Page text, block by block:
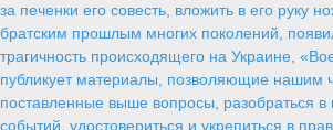
за печенки его совесть, вложить в его руку
братским прошлым многих поколений,
трагичность происходящего на Украине,
публикует материалы, позволяющие нашим
поставленные выше вопросы, разобраться в
событий, удостовериться и укрепиться в